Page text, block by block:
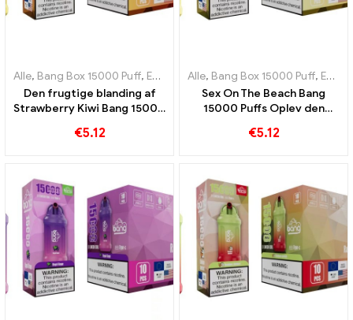
Alle, Bang Box 15000 Puff, Engangs e-cigaretter Sverige ,Engangs
Den frugtige blanding af
Strawberry Kiwi Bang 15000
sommer
€5.12
Alle, Bang Box 15000 Puff, Engangs e-cigaretter Sverige
Sex On The Beach Bang
15000 Puffs Oplev den
eksotiske frugter
€5.12